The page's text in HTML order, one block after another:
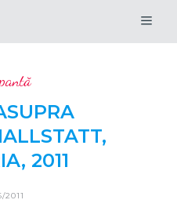
2011
2011